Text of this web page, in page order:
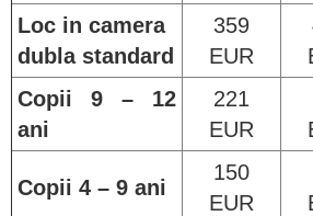
Loc in camera
dubla standard
359
EUR
Copii 9 – 12
ani
221
EUR
Copii 4 – 9 ani
150
EUR